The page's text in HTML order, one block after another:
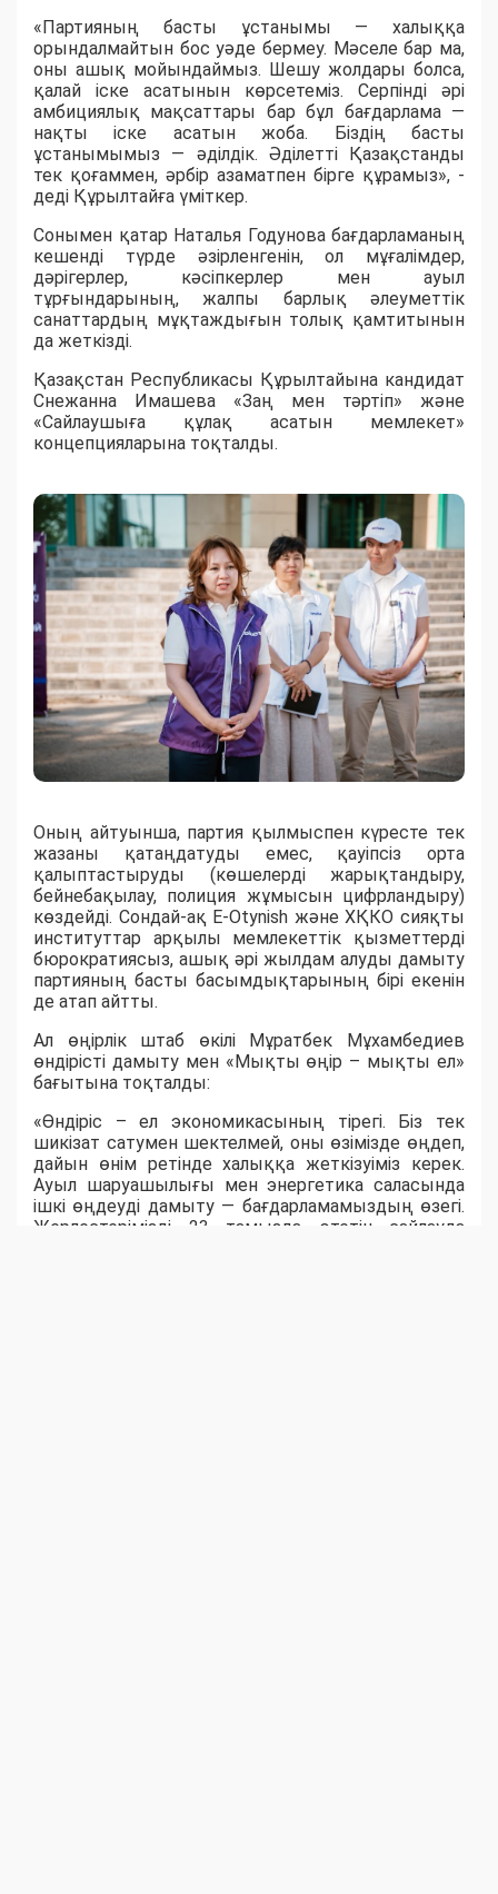
«Партияның басты ұстанымы — халыққа
орындалмайтын бос уәде бермеу. Мәселе бар ма,
оны ашық мойындаймыз. Шешу жолдары болса,
қалай іске асатынын көрсетеміз. Серпінді әрі
амбициялық мақсаттары бар бұл бағдарлама —
нақты іске асатын жоба. Біздің басты
ұстанымымыз — әділдік. Әділетті Қазақстанды
тек қоғаммен, әрбір азаматпен бірге құрамыз», -
деді Құрылтайға үміткер.
Сонымен қатар Наталья Годунова бағдарламаның
кешенді түрде әзірленгенін, ол мұғалімдер,
дәрігерлер, кәсіпкерлер мен ауыл
тұрғындарының, жалпы барлық әлеуметтік
санаттардың мұқтаждығын толық қамтитынын
да жеткізді.
Қазақстан Республикасы Құрылтайына кандидат
Снежанна Имашева «Заң мен тәртіп» және
«Сайлаушыға құлақ асатын мемлекет»
концепцияларына тоқталды.
Оның айтуынша, партия қылмыспен күресте тек
жазаны қатаңдатуды емес, қауіпсіз орта
қалыптастыруды (көшелерді жарықтандыру,
бейнебақылау, полиция жұмысын цифрландыру)
көздейді. Сондай-ақ E-Otynish және ХҚКО сияқты
институттар арқылы мемлекеттік қызметтерді
бюрократиясыз, ашық әрі жылдам алуды дамыту
партияның басты басымдықтарының бірі екенін
де атап айтты.
Ал өңірлік штаб өкілі Мұратбек Мұхамбедиев
өндірісті дамыту мен «Мықты өңір – мықты ел»
бағытына тоқталды:
«Өндіріс – ел экономикасының тірегі. Біз тек
шикізат сатумен шектелмей, оны өзімізде өңдеп,
дайын өнім ретінде халыққа жеткізуіміз керек.
Ауыл шаруашылығы мен энергетика саласында
ішкі өңдеуді дамыту — бағдарламамыздың өзегі.
Жерлестерімізді 23 тамызда өтетін сайлауда